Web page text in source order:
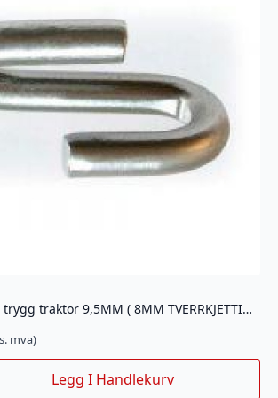
TRYGG S-Krok for trygg traktor 9,5MM ( 8MM TVERRKJETTING)
mva)
Legg I Handlekurv